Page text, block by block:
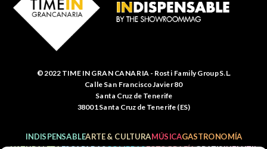
© 2022 TIME IN GRAN CANARIA - Rosti Family Group S.L.
Calle San Francisco Javier 80
Santa Cruz de Tenerife
38001 Santa Cruz de Tenerife (ES)
INDISPENSABLEARTE & CULTURAMÚSICAGASTRONOMÍA